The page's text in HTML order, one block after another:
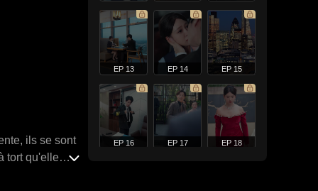
ils se sont
tort qu'elle
EP 13 EP 14 EP 15
EP 16 EP 17 EP 18